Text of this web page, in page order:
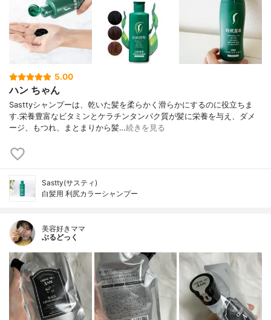
5.00
ハン ちゃん
Sasttyシャンプーは、乾いた髪を柔らかく滑らかにするのに役立ちま
す.栄養豊富なビタミンとケラチンタンパク質が髪に栄養を与え、ダメ
ージ、もつれ、まとまりから髪…続きを見る
Sastty(サスティ)
白髪用 利尻カラーシャンプー
美容好きママ
ぶるどっく